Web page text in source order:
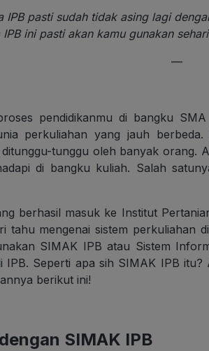
IPB pasti sudah tidak asing lagi
IPB ini pasti akan kamu gunakan
—
pendidikanmu di bangku
perkuliahan yang jauh
tunggu oleh banyak orang.
di bangku kuliah. Salah
berhasil masuk ke Institut
tahu mengenai sistem perkuliahan
SIMAK IPB atau Sistem
IPB. Seperti apa sih SIMAK IPB
berikut ini!
SIMAK IPB